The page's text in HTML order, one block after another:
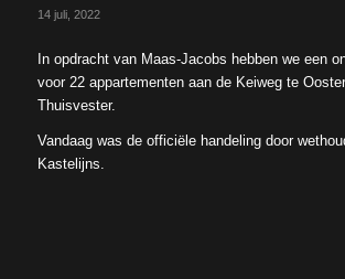
14 juli, 2022
In opdracht van Maas-Jacobs hebben we een
voor 22 appartementen aan de Keiweg te
Thuisvester.
Vandaag was de officiële handeling door
Kastelijns.